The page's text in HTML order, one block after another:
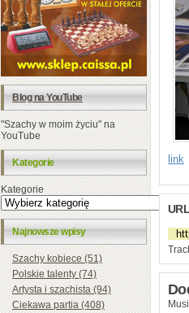
Blog na YouTube
"Szachy w moim życiu" na
YouTube
Kategorie
Kategorie
Najnowsze wpisy
Szachy kobiece (51)
Polskie talenty (74)
Artysta i szachista (94)
Ciekawa partia (408)
link